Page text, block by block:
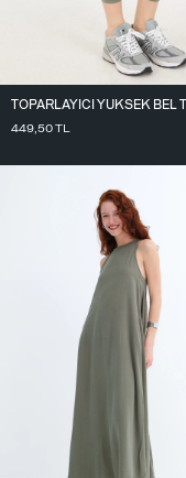
449,50TL